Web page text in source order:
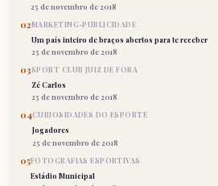
25 de novembro de 2018
02MARKETING-PUBLICIDADE
Um país inteiro de braços abertos para te receber
25 de novembro de 2018
03SPORT CLUB JUIZ DE FORA
Zé Carlos
25 de novembro de 2018
04CURIOSIDADES DO ESPORTE
Jogadores
25 de novembro de 2018
05FOTOGRAFIAS ESPORTIVAS
Estádio Municipal